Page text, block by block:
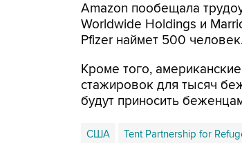
Amazon пообещала
Worldwide Holdings и
Pfizer наймет 500
Кроме того,
стажировок для тысяч
будут приносить
США Tent Partnership for